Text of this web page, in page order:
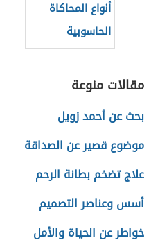
أنواع المحاكاة
الحاسوبية
مقالات منوعة
بحث عن أحمد زويل
موضوع قصير عن الصداقة
علاج تضخم بطانة الرحم
أسس وعناصر التصميم
خواطر عن الحياة والأمل